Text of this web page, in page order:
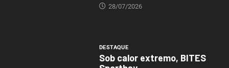
28/07/2026
DESTAQUE
Sob calor extremo, BITES